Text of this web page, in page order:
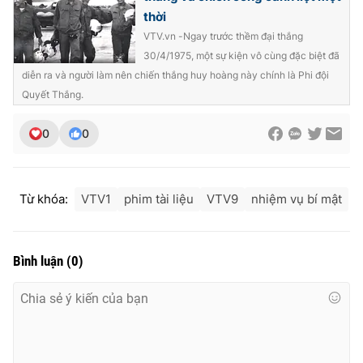
THỜI BÁO VTV
Cơ quan chủ quản:
Đài Truyền hình Việt Nam
cấp ngày 29/12/2023
Phó Tổng Biên tập:
thời
VTV.vn -Ngay trước thềm đại thắng
30/4/1975, một sự kiện vô cùng đặc biệt đã
diễn ra và người làm nên chiến thắng huy hoàng này chính là Phi đội
Quyết Thắng.
0 0
Từ khóa: VTV1 phim tài liệu VTV9 nhiệm vụ bí mật
Bình luận (0)